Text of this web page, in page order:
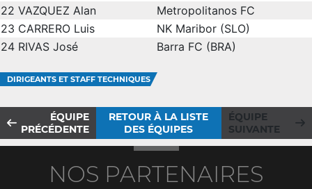
22 VAZQUEZ Alan
Metropolitanos FC
23 CARRERO Luis
NK Maribor (SLO)
24 RIVAS José Barra FC (BRA)
DIRIGEANTS ET STAFF TECHNIQUES
ÉQUIPE
PRÉCÉDENTE
RETOUR À LA LISTE
DES ÉQUIPES
ÉQUIPE
SUIVANTE
NOS PARTENAIRES